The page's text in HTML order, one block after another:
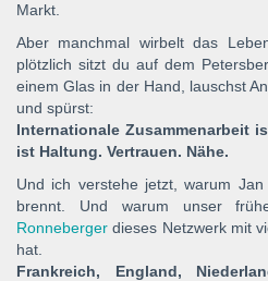
Markt.
Aber manchmal wirbelt das
plötzlich sitzt du auf dem
einem Glas in der Hand, lauschst
und spürst:
Internationale Zusammenarbeit
ist Haltung. Vertrauen. Nähe.
Und ich verstehe jetzt, warum
brennt. Und warum unser
Ronneberger dieses Netzwerk mit
hat.
Frankreich, England,